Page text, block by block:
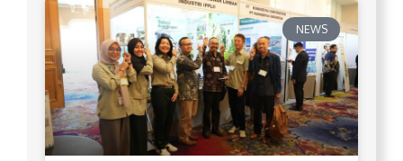
NEWS